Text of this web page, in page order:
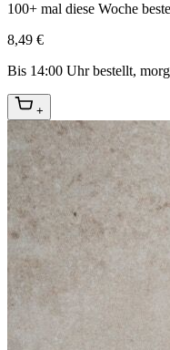
100+ mal diese Woche
8,49 €
Bis 14:00 Uhr bestellt,
+